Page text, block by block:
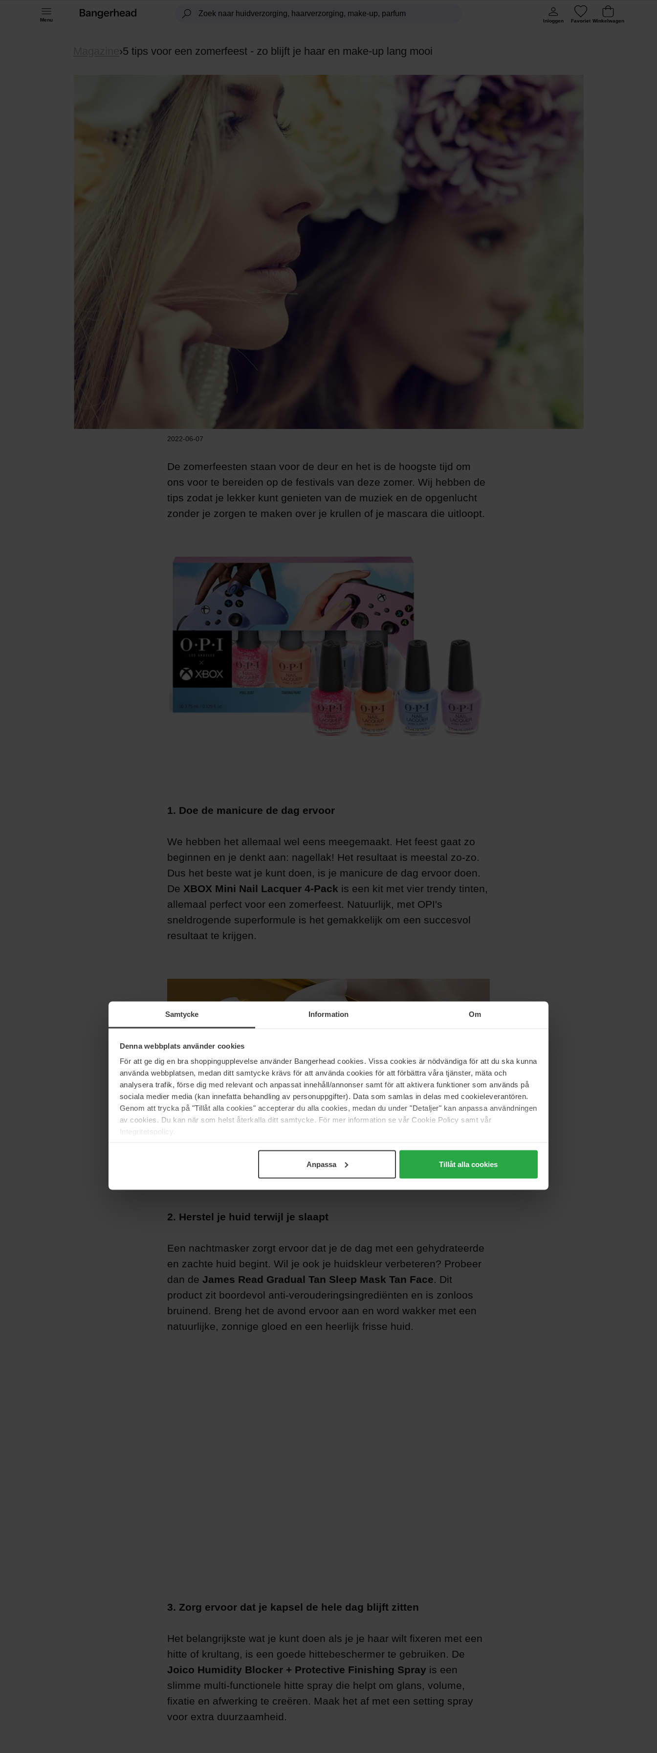
Samtycke Information Om
Denna webbplats använder cookies
För att ge dig en bra shoppingupplevelse använder Bangerhead cookies. Vissa cookies är nödvändiga för att du ska kunna
använda webbplatsen, medan ditt samtycke krävs för att använda cookies för att förbättra våra tjänster, mäta och
analysera trafik, förse dig med relevant och anpassat innehåll/annonser samt för att aktivera funktioner som används på
sociala medier media (kan innefatta behandling av personuppgifter). Data som samlas in delas med cookieleverantören.
Genom att trycka på "Tillåt alla cookies" accepterar du alla cookies, medan du under "Detaljer" kan anpassa användningen
av cookies. Du kan när som helst återkalla ditt samtycke. För mer information se vår Cookie Policy samt vår
Integritetspolicy.
Anpassa Tillåt alla cookies
Menu Inloggen Favoriet Winkelwagen
›5 tips voor een zomerfeest - zo blijft je haar en make-up lang mooi
2022-06-07
De zomerfeesten staan voor de deur en het is de hoogste tijd om
ons voor te bereiden op de festivals van deze zomer. Wij hebben de
tips zodat je lekker kunt genieten van de muziek en de opgenlucht
zonder je zorgen te maken over je krullen of je mascara die uitloopt.
1. Doe de manicure de dag ervoor
We hebben het allemaal wel eens meegemaakt. Het feest gaat zo
beginnen en je denkt aan: nagellak! Het resultaat is meestal zo-zo.
Dus het beste wat je kunt doen, is je manicure de dag ervoor doen.
De XBOX Mini Nail Lacquer 4-Pack is een kit met vier trendy tinten,
allemaal perfect voor een zomerfeest. Natuurlijk, met OPI's
sneldrogende superformule is het gemakkelijk om een succesvol
resultaat te krijgen.
2. Herstel je huid terwijl je slaapt
Een nachtmasker zorgt ervoor dat je de dag met een gehydrateerde
en zachte huid begint. Wil je ook je huidskleur verbeteren? Probeer
dan de James Read Gradual Tan Sleep Mask Tan Face. Dit
product zit boordevol anti-verouderingsingrediënten en is zonloos
bruinend. Breng het de avond ervoor aan en word wakker met een
natuurlijke, zonnige gloed en een heerlijk frisse huid.
3. Zorg ervoor dat je kapsel de hele dag blijft zitten
Het belangrijkste wat je kunt doen als je je haar wilt fixeren met een
hitte of krultang, is een goede hittebeschermer te gebruiken. De
Joico Humidity Blocker + Protective Finishing Spray is een
slimme multi-functionele hitte spray die helpt om glans, volume,
fixatie en afwerking te creëren. Maak het af met een setting spray
voor extra duurzaamheid.